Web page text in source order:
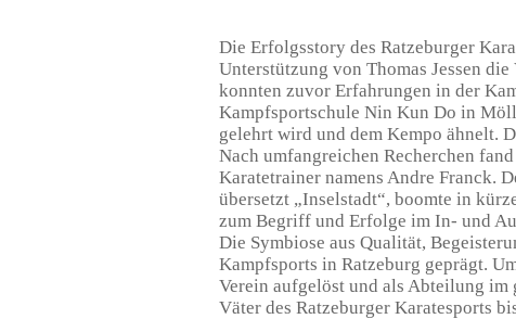
Die Erfolgsstory des Ratzeburger
Unterstützung von Thomas Jessen
konnten zuvor Erfahrungen in der
Kampfsportschule Nin Kun Do in
gelehrt wird und dem Kempo ähnelt.
Nach umfangreichen Recherchen
Karatetrainer namens Andre Franck.
übersetzt „Inselstadt“, boomte in
zum Begriff und Erfolge im In- und
Die Symbiose aus Qualität,
Kampfsports in Ratzeburg geprägt.
Verein aufgelöst und als Abteilung
Väter des Ratzeburger Karatesports